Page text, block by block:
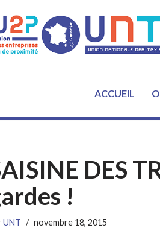
ACCUEIL
DES
!
UNT novembre 18, 2015